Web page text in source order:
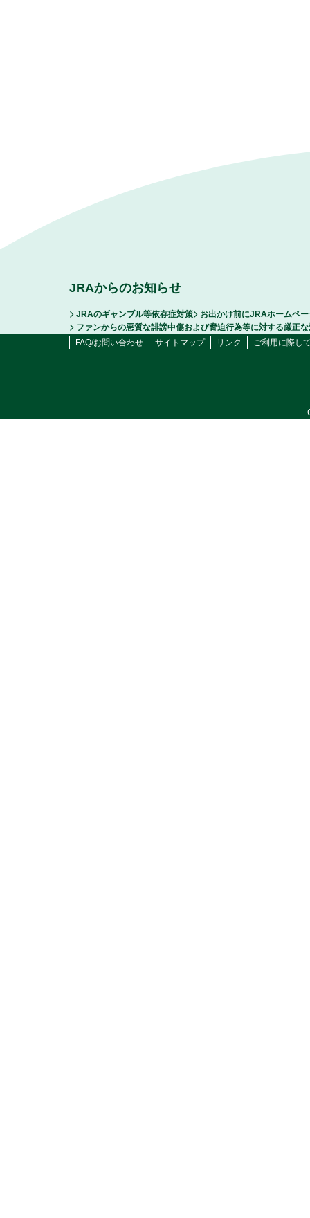
JRAからのお知らせ
JRAのギャンブル等依存症対策
お出かけ前にJRAホームペ
ファンからの悪質な誹謗中傷および脅迫行為等に対する厳正
FAQ/お問い合わせ
サイトマップ リンク ご利用に際し